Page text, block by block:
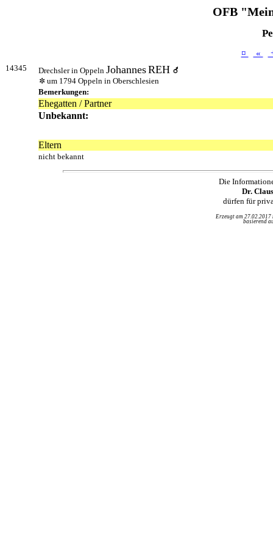
OFB
¤ «
14345 Drechsler in Oppeln JohannesREH
um 1794 Oppeln in Oberschlesien
Bemerkungen:
Ehegatten / Partner
Unbekannt:
Eltern
nicht bekannt
Die
Dr.
dürfen für
Erzeugt am
basierend